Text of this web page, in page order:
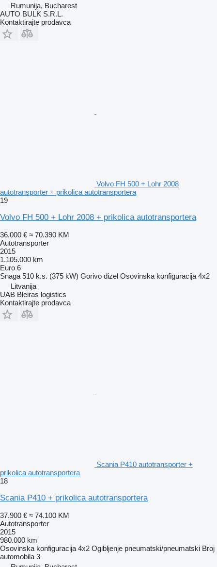
Rumunija, Bucharest
AUTO BULK S.R.L.
Kontaktirajte prodavca
Volvo FH 500 + Lohr 2008
autotransporter + prikolica autotransportera
19
Volvo FH 500 + Lohr 2008 + prikolica autotransportera
36.000 € ≈ 70.390 KM
Autotransporter
2015
1.105.000 km
Euro 6
Snaga 510 k.s. (375 kW) Gorivo dizel Osovinska konfiguracija 4x2
Litvanija
UAB Bleiras logistics
Kontaktirajte prodavca
Scania P410 autotransporter +
prikolica autotransportera
18
Scania P410 + prikolica autotransportera
37.900 € ≈ 74.100 KM
Autotransporter
2015
980.000 km
Osovinska konfiguracija 4x2 Ogibljenje pneumatski/pneumatski Broj
automobila 3